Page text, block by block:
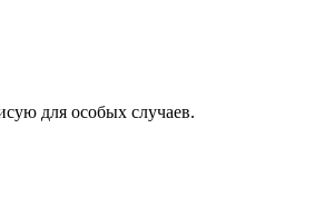
для особых случаев.